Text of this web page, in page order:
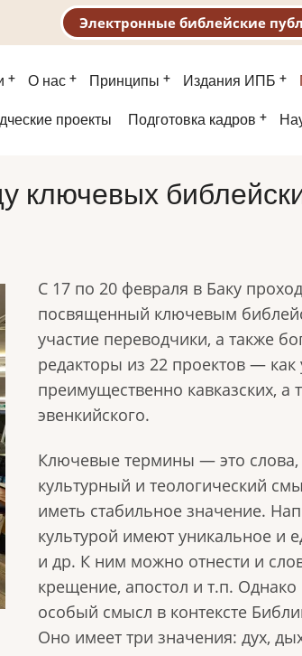
Электронные библейские
О нас Принципы Издания ИПБ
проекты Подготовка кадров
ключевых
С 17 по 20 февраля в Баку
посвященный ключевым
участие переводчики, а также
редакторы из 22 проектов —
преимущественно кавказских,
эвенкийского.
Ключевые термины — это слова,
культурный и теологический
иметь стабильное значение.
культурой имеют уникальное и
и др. К ним можно отнести и
крещение, апостол и т.п.
особый смысл в контексте
Оно имеет три значения: дух,